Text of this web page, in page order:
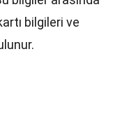
bilgileri ve